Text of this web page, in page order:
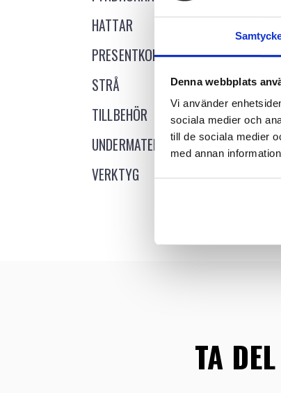
Denna webbplats
Vi använder
sociala medier och
till de sociala medier
med annan
HATTAR
PRESENTKORT
STRÅ
TILLBEHÖR
UNDERMATERIAL
VERKTYG
TA